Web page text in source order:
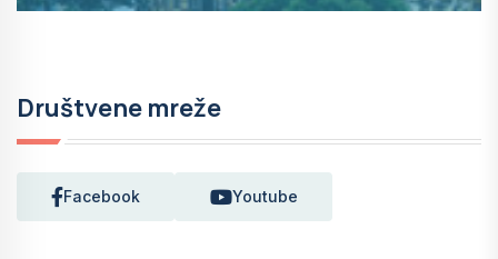
Društvene mreže
Facebook Youtube